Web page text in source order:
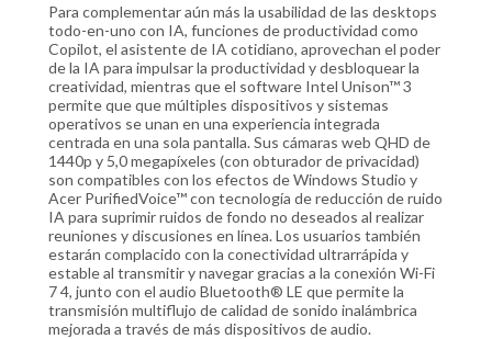
Para complementar aún más la usabilidad de las desktops
todo-en-uno con IA, funciones de productividad como
Copilot, el asistente de IA cotidiano, aprovechan el poder
de la IA para impulsar la productividad y desbloquear la
creatividad, mientras que el software Intel Unison™ 3
permite que que múltiples dispositivos y sistemas
operativos se unan en una experiencia integrada
centrada en una sola pantalla. Sus cámaras web QHD de
1440p y 5,0 megapíxeles (con obturador de privacidad)
son compatibles con los efectos de Windows Studio y
Acer PurifiedVoice™ con tecnología de reducción de ruido
IA para suprimir ruidos de fondo no deseados al realizar
reuniones y discusiones en línea. Los usuarios también
estarán complacido con la conectividad ultrarrápida y
estable al transmitir y navegar gracias a la conexión Wi-Fi
7 4, junto con el audio Bluetooth® LE que permite la
transmisión multiflujo de calidad de sonido inalámbrica
mejorada a través de más dispositivos de audio.